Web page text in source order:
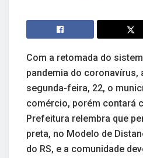
Com a retomada do
pandemia do coronavírus,
segunda-feira, 22, o
comércio, porém contará
Prefeitura relembra que
preta, no Modelo de
do RS, e a comunidade